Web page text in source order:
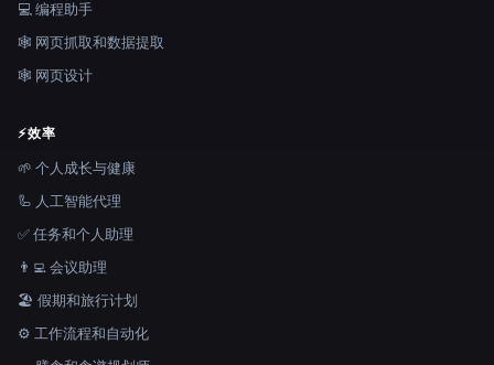
💻 编程助手
🕸️ 网页抓取和数据提取
🕸 网页设计
⚡效率
🌱 个人成长与健康
🦾 人工智能代理
✅ 任务和个人助理
👨‍💻 会议助理
🏖 假期和旅行计划
⚙️ 工作流程和自动化